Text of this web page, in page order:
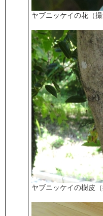
ヤブニッケイの花（
ヤブニッケイの樹皮